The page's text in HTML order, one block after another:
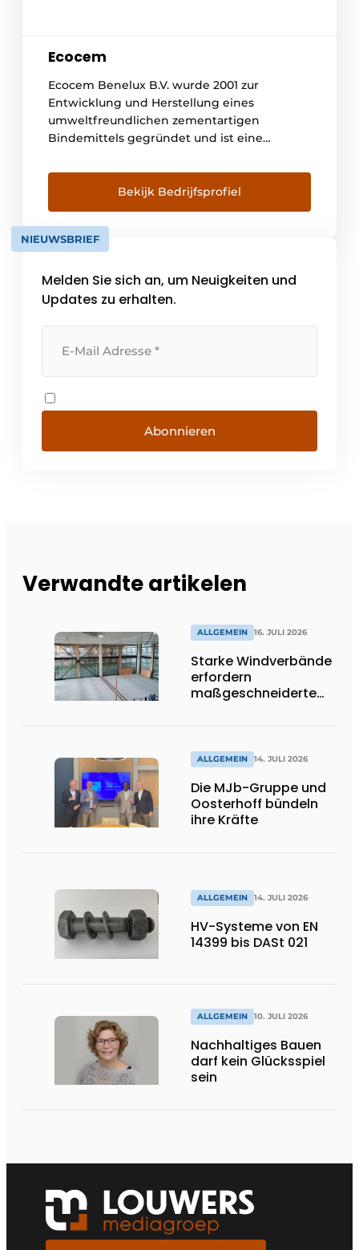
Ecocem
Ecocem Benelux B.V. wurde 2001 zur
Entwicklung und Herstellung eines
umweltfreundlichen zementartigen
Bindemittels gegründet und ist eine
Unternehmens Ecocem Materials Limited. In
Moerdijk mahlen wir ein Nebenprodukt der
Stahlindustrie, granulierte
Hochofenschlacke, zu einem hochwertigen
zementartigen Bindemittel (eco₂cem) für
Die Beton- und Mörtelindustrie hat
unmittelbaren nachhaltigen Zugang [...]
Bekijk Bedrijfsprofiel
NIEUWSBRIEF
Melden Sie sich an, um Neuigkeiten und
Updates zu erhalten.
Abonnieren
Verwandte artikelen
ALLGEMEIN 16. JULI 2026
Starke Windverbände
erfordern
maßgeschneiderte
ALLGEMEIN 14. JULI 2026
Die MJb-Gruppe und
Oosterhoff bündeln
ihre Kräfte
ALLGEMEIN 14. JULI 2026
HV-Systeme von EN
14399 bis DASt 021
ALLGEMEIN 10. JULI 2026
Nachhaltiges Bauen
darf kein Glücksspiel
sein